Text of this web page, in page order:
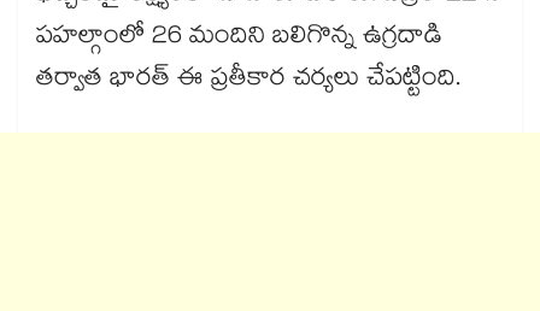
పహల్గాంలో 26 మందిని బలిగొన్న ఉగ్రదాడి
తర్వాత భారత్ ఈ ప్రతీకార చర్యలు చేపట్టింది.